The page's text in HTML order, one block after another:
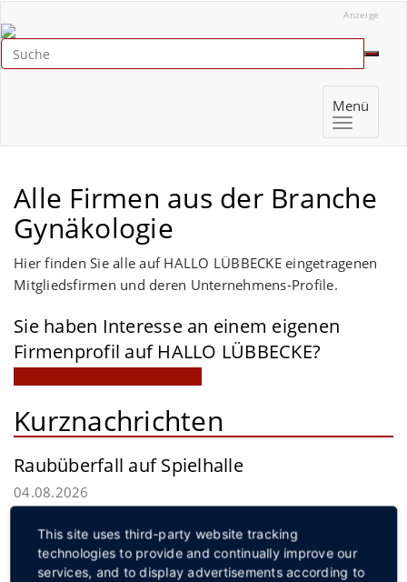
Anzeige
Menü
Alle Firmen aus der Branche
Gynäkologie
Hier finden Sie alle auf HALLO LÜBBECKE eingetragenen
Mitgliedsfirmen und deren Unternehmens-Profile.
Sie haben Interesse an einem eigenen
Firmenprofil auf HALLO LÜBBECKE?
Kurznachrichten
Raubüberfall auf Spielhalle
04.08.2026
Montags eine Spielhalle in Hille. Mit erbeutetem Bargeld
gelang dem Täter die Flucht.weiterlesen
This site uses third-party website tracking
technologies to provide and continually improve our
services, and to display advertisements according to